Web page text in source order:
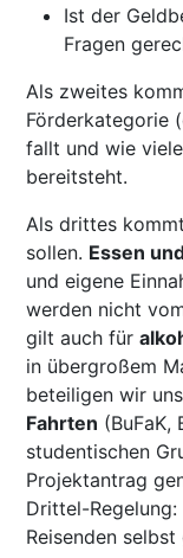
Ist der
Fragen
Als zweites
Förderkategorie
fallt und wie
bereitsteht.
Als drittes
sollen. Essen
und eigene
werden nicht
gilt auch für
in übergroßem
beteiligen wir
Fahrten (BuFaK,
studentischen
Projektantrag
Drittel-
Reisenden